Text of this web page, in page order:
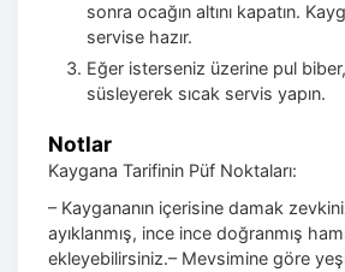
sonra ocağın altını kapatın.
servise hazır.
Eğer isterseniz üzerine pul
süsleyerek sıcak servis yapın.
Notlar
Kaygana Tarifinin Püf Noktaları:
– Kaygananın içerisine damak
ayıklanmış, ince ince doğranmış
ekleyebilirsiniz.– Mevsimine göre